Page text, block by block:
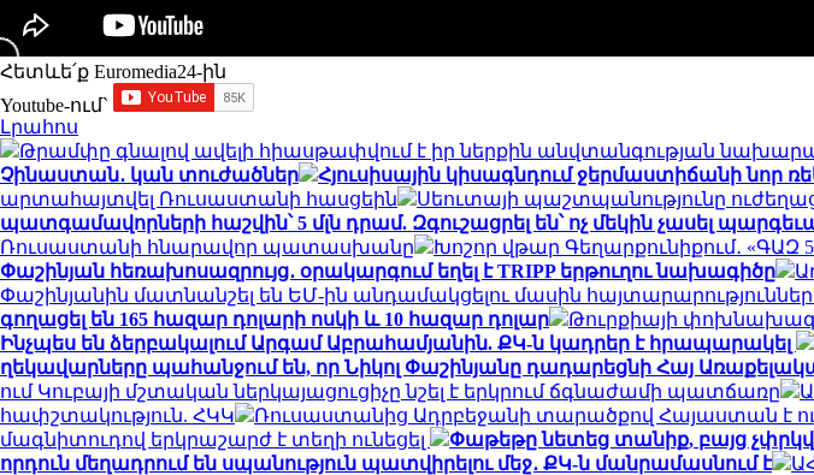
Հետևե՛ք Euromedia24-ին
Youtube-ում`
Լրահոս
Թրամփը գնալով ավելի հիասթափվում է իր ներքին անվտանգության
Չինաստան․ կան տուժածներ
Հյուսիսային կիսագնդում ջերմաստիճանի նոր
արտահայտվել Ռուսաստանի հասցեին
Սեուտայի ​​պաշտպանությունը
պատգամավորների հաշվին՝ 5 մլն դրամ. Զգուշացրել են՝ ոչ մեկին չասել
Ռուսաստանի հնարավոր պատասխանը
Խոշոր վթար Գեղարքունիքում․ «ԳԱԶ
Փաշինյան հեռախոսազրույց․ օրակարգում եղել է TRIPP երթուղու նախագիծը
Փաշինյանին մատնանշել են ԵՄ-ին անդամակցելու մասին
գողացել են 165 հազար դոլարի ոսկի և 10 հազար դոլար
Թուրքիայի
Ինչպես են ձերբակալում Արգամ Աբրահամյանին. ՔԿ-ն կադրեր է հրապարակել
ղեկավարները պահանջում են, որ Նիկոլ Փաշինյանը դադարեցնի Հայ
ում Կուբայի մշտական ​​ներկայացուցիչը նշել է երկրում ճգնաժամի պատճառը
հափշտակություն. ՀԿԿ
Ռուսաստանից Ադրբեջանի տարածքով Հայաստան է
մագնիտուդով երկրաշարժ է տեղի ունեցել
Փաթեթը նետեց տանիք, բայց
որդուն մեղադրում են սպանություն պատվիրելու մեջ․ ՔԿ-ն մանրամասնում է